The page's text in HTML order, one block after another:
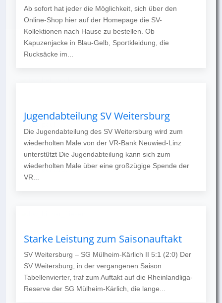
Ab sofort hat jeder die Möglichkeit, sich über den
Online-Shop hier auf der Homepage die SV-
Kollektionen nach Hause zu bestellen. Ob
Kapuzenjacke in Blau-Gelb, Sportkleidung, die
Rucksäcke im...
Jugendabteilung SV Weitersburg
Die Jugendabteilung des SV Weitersburg wird zum
wiederholten Male von der VR-Bank Neuwied-Linz
unterstützt Die Jugendabteilung kann sich zum
wiederholten Male über eine großzügige Spende der
VR...
Starke Leistung zum Saisonauftakt
SV Weitersburg – SG Mülheim-Kärlich II 5:1 (2:0) Der
SV Weitersburg, in der vergangenen Saison
Tabellenvierter, traf zum Auftakt auf die Rheinlandliga-
Reserve der SG Mülheim-Kärlich, die lange...